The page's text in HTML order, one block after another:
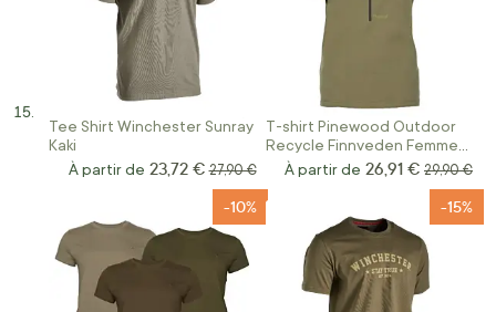
Tee Shirt Winchester Sunray
Kaki
À partir de 23,72 € Prix normal
27,90 €
T-shirt Pinewood Outdoor
Recycle Finnveden Femme
Olive
À partir de 26,91 € Prix
29,90 €
-10% -15%